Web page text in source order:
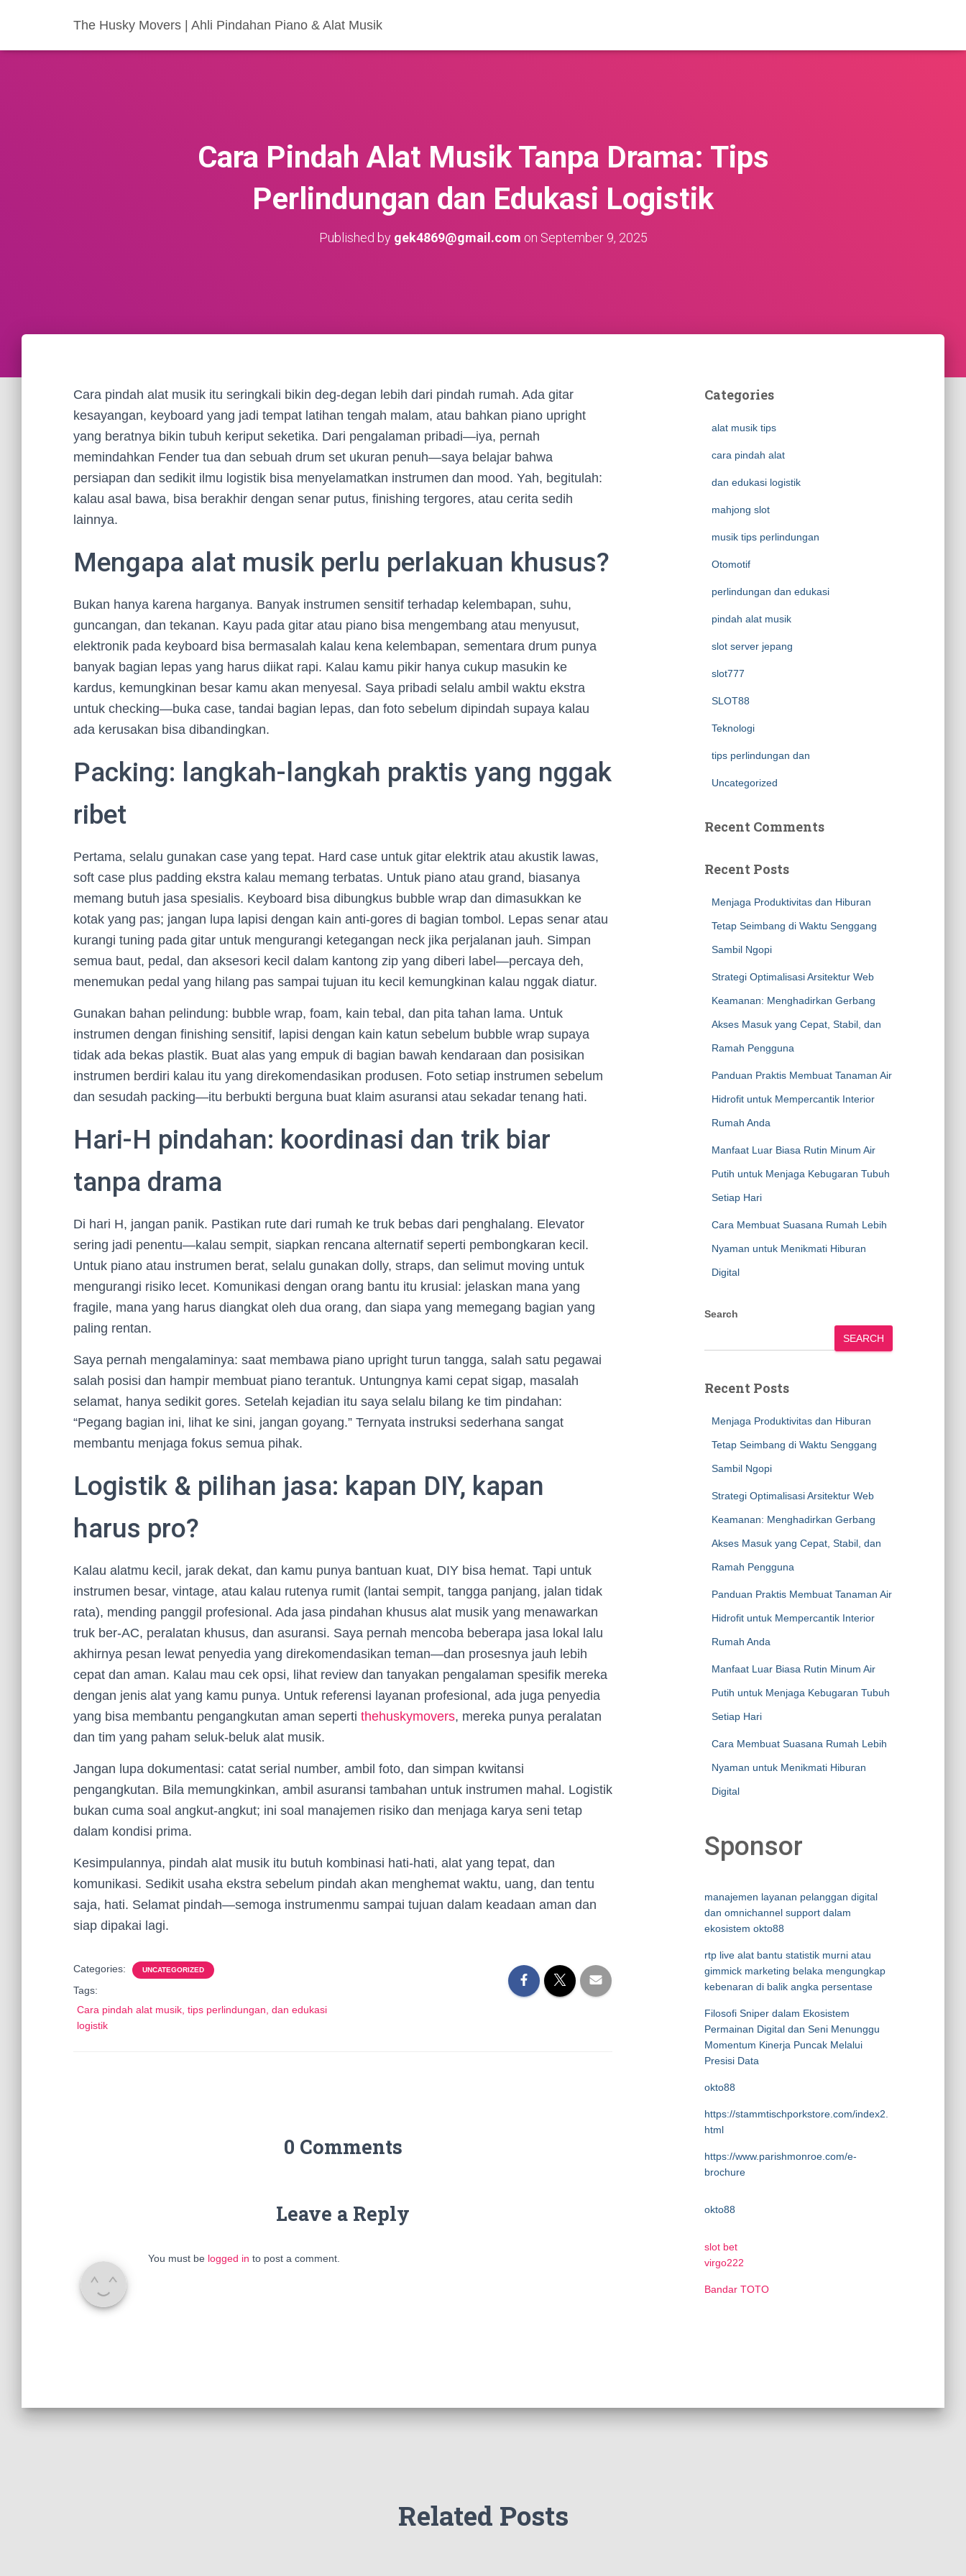
The Husky Movers | Ahli Pindahan Piano & Alat Musik
Cara Pindah Alat Musik Tanpa Drama: Tips
Perlindungan dan Edukasi Logistik
Published by gek4869@gmail.com on September 9, 2025
Cara pindah alat musik itu seringkali bikin deg-degan lebih dari pindah rumah. Ada gitar
kesayangan, keyboard yang jadi tempat latihan tengah malam, atau bahkan piano upright
yang beratnya bikin tubuh keriput seketika. Dari pengalaman pribadi—iya, pernah
memindahkan Fender tua dan sebuah drum set ukuran penuh—saya belajar bahwa
persiapan dan sedikit ilmu logistik bisa menyelamatkan instrumen dan mood. Yah, begitulah:
kalau asal bawa, bisa berakhir dengan senar putus, finishing tergores, atau cerita sedih
lainnya.
Mengapa alat musik perlu perlakuan khusus?
Bukan hanya karena harganya. Banyak instrumen sensitif terhadap kelembapan, suhu,
guncangan, dan tekanan. Kayu pada gitar atau piano bisa mengembang atau menyusut,
elektronik pada keyboard bisa bermasalah kalau kena kelembapan, sementara drum punya
banyak bagian lepas yang harus diikat rapi. Kalau kamu pikir hanya cukup masukin ke
kardus, kemungkinan besar kamu akan menyesal. Saya pribadi selalu ambil waktu ekstra
untuk checking—buka case, tandai bagian lepas, dan foto sebelum dipindah supaya kalau
ada kerusakan bisa dibandingkan.
Packing: langkah-langkah praktis yang nggak
ribet
Pertama, selalu gunakan case yang tepat. Hard case untuk gitar elektrik atau akustik lawas,
soft case plus padding ekstra kalau memang terbatas. Untuk piano atau grand, biasanya
memang butuh jasa spesialis. Keyboard bisa dibungkus bubble wrap dan dimasukkan ke
kotak yang pas; jangan lupa lapisi dengan kain anti-gores di bagian tombol. Lepas senar atau
kurangi tuning pada gitar untuk mengurangi ketegangan neck jika perjalanan jauh. Simpan
semua baut, pedal, dan aksesori kecil dalam kantong zip yang diberi label—percaya deh,
menemukan pedal yang hilang pas sampai tujuan itu kecil kemungkinan kalau nggak diatur.
Gunakan bahan pelindung: bubble wrap, foam, kain tebal, dan pita tahan lama. Untuk
instrumen dengan finishing sensitif, lapisi dengan kain katun sebelum bubble wrap supaya
tidak ada bekas plastik. Buat alas yang empuk di bagian bawah kendaraan dan posisikan
instrumen berdiri kalau itu yang direkomendasikan produsen. Foto setiap instrumen sebelum
dan sesudah packing—itu berbukti berguna buat klaim asuransi atau sekadar tenang hati.
Hari-H pindahan: koordinasi dan trik biar
tanpa drama
Di hari H, jangan panik. Pastikan rute dari rumah ke truk bebas dari penghalang. Elevator
sering jadi penentu—kalau sempit, siapkan rencana alternatif seperti pembongkaran kecil.
Untuk piano atau instrumen berat, selalu gunakan dolly, straps, dan selimut moving untuk
mengurangi risiko lecet. Komunikasi dengan orang bantu itu krusial: jelaskan mana yang
fragile, mana yang harus diangkat oleh dua orang, dan siapa yang memegang bagian yang
paling rentan.
Saya pernah mengalaminya: saat membawa piano upright turun tangga, salah satu pegawai
salah posisi dan hampir membuat piano terantuk. Untungnya kami cepat sigap, masalah
selamat, hanya sedikit gores. Setelah kejadian itu saya selalu bilang ke tim pindahan:
“Pegang bagian ini, lihat ke sini, jangan goyang.” Ternyata instruksi sederhana sangat
membantu menjaga fokus semua pihak.
Logistik & pilihan jasa: kapan DIY, kapan
harus pro?
Kalau alatmu kecil, jarak dekat, dan kamu punya bantuan kuat, DIY bisa hemat. Tapi untuk
instrumen besar, vintage, atau kalau rutenya rumit (lantai sempit, tangga panjang, jalan tidak
rata), mending panggil profesional. Ada jasa pindahan khusus alat musik yang menawarkan
truk ber-AC, peralatan khusus, dan asuransi. Saya pernah mencoba beberapa jasa lokal lalu
akhirnya pesan lewat penyedia yang direkomendasikan teman—dan prosesnya jauh lebih
cepat dan aman. Kalau mau cek opsi, lihat review dan tanyakan pengalaman spesifik mereka
dengan jenis alat yang kamu punya. Untuk referensi layanan profesional, ada juga penyedia
yang bisa membantu pengangkutan aman seperti thehuskymovers, mereka punya peralatan
dan tim yang paham seluk-beluk alat musik.
Jangan lupa dokumentasi: catat serial number, ambil foto, dan simpan kwitansi
pengangkutan. Bila memungkinkan, ambil asuransi tambahan untuk instrumen mahal. Logistik
bukan cuma soal angkut-angkut; ini soal manajemen risiko dan menjaga karya seni tetap
dalam kondisi prima.
Kesimpulannya, pindah alat musik itu butuh kombinasi hati-hati, alat yang tepat, dan
komunikasi. Sedikit usaha ekstra sebelum pindah akan menghemat waktu, uang, dan tentu
saja, hati. Selamat pindah—semoga instrumenmu sampai tujuan dalam keadaan aman dan
siap dipakai lagi.
Categories: UNCATEGORIZED
Tags:
Cara pindah alat musik, tips perlindungan, dan edukasi
logistik
0 Comments
Leave a Reply
You must be logged in to post a comment.
Categories
alat musik tips
cara pindah alat
dan edukasi logistik
mahjong slot
musik tips perlindungan
Otomotif
perlindungan dan edukasi
pindah alat musik
slot server jepang
slot777
SLOT88
Teknologi
tips perlindungan dan
Uncategorized
Recent Comments
Recent Posts
Menjaga Produktivitas dan Hiburan
Tetap Seimbang di Waktu Senggang
Sambil Ngopi
Strategi Optimalisasi Arsitektur Web
Keamanan: Menghadirkan Gerbang
Akses Masuk yang Cepat, Stabil, dan
Ramah Pengguna
Panduan Praktis Membuat Tanaman Air
Hidrofit untuk Mempercantik Interior
Rumah Anda
Manfaat Luar Biasa Rutin Minum Air
Putih untuk Menjaga Kebugaran Tubuh
Setiap Hari
Cara Membuat Suasana Rumah Lebih
Nyaman untuk Menikmati Hiburan
Digital
Search
SEARCH
Recent Posts
Menjaga Produktivitas dan Hiburan
Tetap Seimbang di Waktu Senggang
Sambil Ngopi
Strategi Optimalisasi Arsitektur Web
Keamanan: Menghadirkan Gerbang
Akses Masuk yang Cepat, Stabil, dan
Ramah Pengguna
Panduan Praktis Membuat Tanaman Air
Hidrofit untuk Mempercantik Interior
Rumah Anda
Manfaat Luar Biasa Rutin Minum Air
Putih untuk Menjaga Kebugaran Tubuh
Setiap Hari
Cara Membuat Suasana Rumah Lebih
Nyaman untuk Menikmati Hiburan
Digital
Sponsor
manajemen layanan pelanggan digital
dan omnichannel support dalam
ekosistem okto88
rtp live alat bantu statistik murni atau
gimmick marketing belaka mengungkap
kebenaran di balik angka persentase
Filosofi Sniper dalam Ekosistem
Permainan Digital dan Seni Menunggu
Momentum Kinerja Puncak Melalui
Presisi Data
okto88
https://stammtischporkstore.com/index2.
html
https://www.parishmonroe.com/e-
brochure
okto88
slot bet
virgo222
Bandar TOTO
Related Posts